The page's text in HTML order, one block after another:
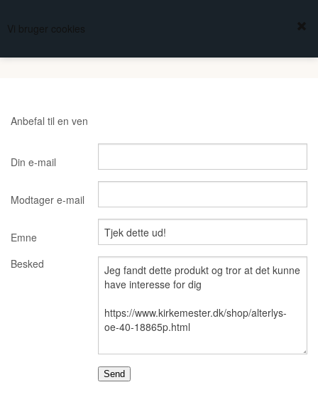
Vi bruger cookies
FREDBERG
Anbefal til en ven
Din e-mail
Modtager e-mail
Emne
Besked